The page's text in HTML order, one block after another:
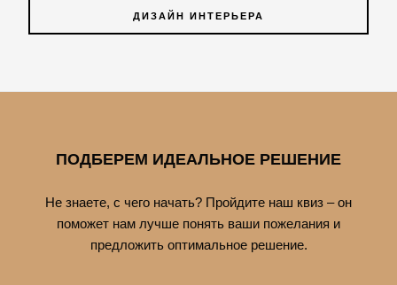
ДИЗАЙН ИНТЕРЬЕРА
ПОДБЕРЕМ ИДЕАЛЬНОЕ РЕШЕНИЕ
Не знаете, с чего начать? Пройдите наш квиз – он
поможет нам лучше понять ваши пожелания и
предложить оптимальное решение.